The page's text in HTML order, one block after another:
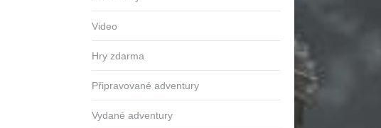
Video
Hry zdarma
Připravované adventury
Vydané adventury